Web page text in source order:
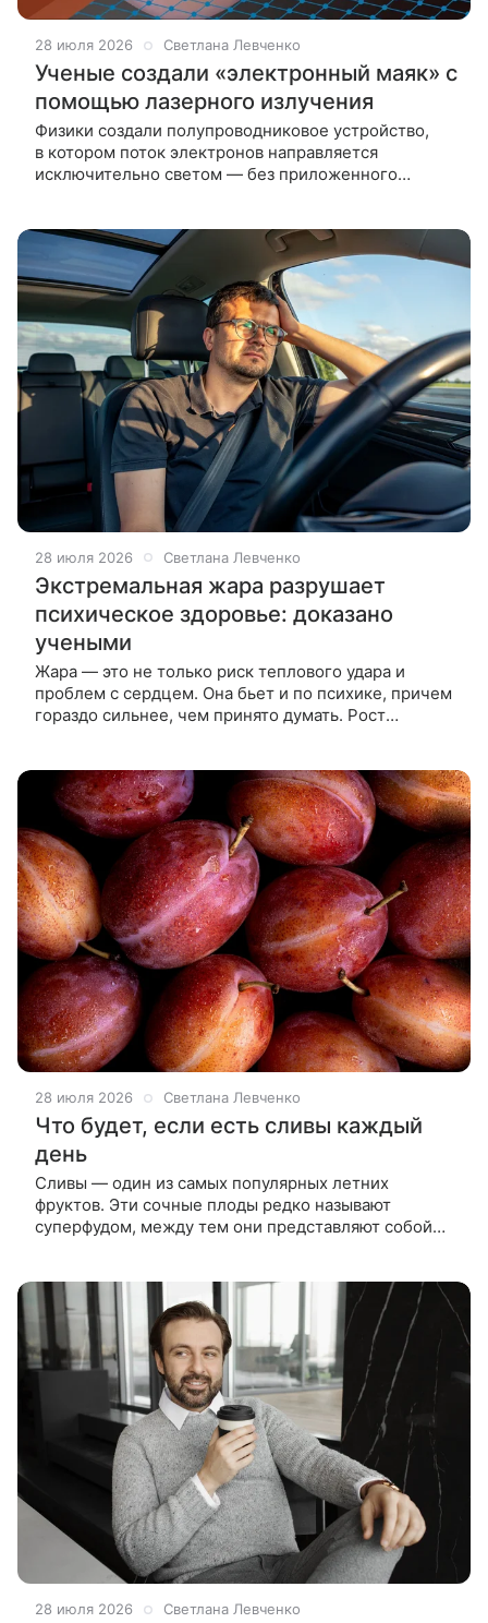
28 июля 2026 Светлана Левченко
Ученые создали «электронный маяк» с
помощью лазерного излучения
Физики создали полупроводниковое устройство,
в котором поток электронов направляется
исключительно светом — без приложенного
28 июля 2026 Светлана Левченко
Экстремальная жара разрушает
психическое здоровье: доказано
учеными
Жара — это не только риск теплового удара и
проблем с сердцем. Она бьет и по психике, причем
гораздо сильнее, чем принято думать. Рост
28 июля 2026 Светлана Левченко
Что будет, если есть сливы каждый
день
Сливы — один из самых популярных летних
фруктов. Эти сочные плоды редко называют
суперфудом, между тем они представляют собой
28 июля 2026 Светлана Левченко